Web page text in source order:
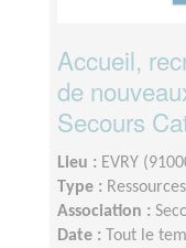
Accueil,
de
Secours
Lieu : EVRY
Type :
Association :
Date :
Tout le